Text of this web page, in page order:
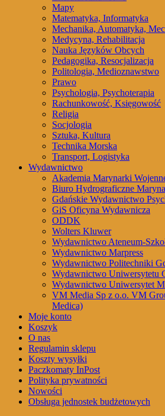
Mapy
Matematyka, Informatyka
Mechanika, Automatyka,
Medycyna, Rehabilitacja
Nauka Języków Obcych
Pedagogika, Resocjalizacja
Politologia, Medioznawstwo
Prawo
Psychologia, Psychoterapia
Rachunkowość, Księgowość
Religia
Socjologia
Sztuka, Kultura
Technika Morska
Transport, Logistyka
Wydawnictwo
Akademia Marynarki
Biuro Hydrograficzne
Gdańskie Wydawnictwo
GiS Oficyna Wydawnicza
ODDK
Wolters Kluwer
Wydawnictwo Ateneum-
Wydawnictwo Marpress
Wydawnictwo Politechniki
Wydawnictwo Uniwersytetu
Wydawnictwo Uniwersytet
VM Media Sp z o.o. VM
Medica)
Moje konto
Koszyk
O nas
Regulamin sklepu
Koszty wysyłki
Paczkomaty InPost
Polityka prywatności
Nowości
Obsługa jednostek budżetowych